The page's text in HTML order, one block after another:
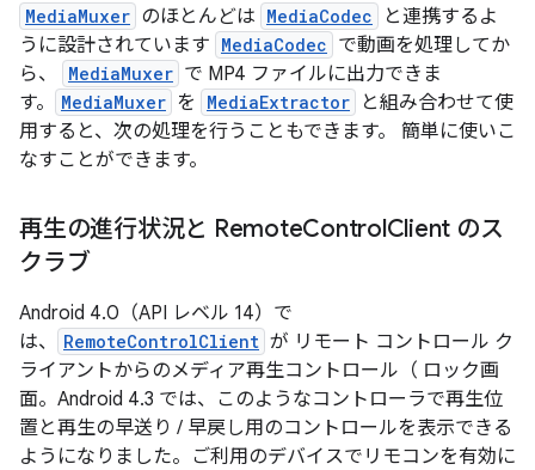
MediaMuxer のほとんどは MediaCodec
と連携するよ
うに設計されています MediaCodec で動画を処理してか
ら、
MediaMuxer で MP4 ファイルに出力できま
す。
MediaMuxer を MediaExtractor
と組み合わせて使
用すると、次の処理を行うこともできます。 簡単に使いこ
なすことができます。
再生の進行状況と RemoteControlClient のス
クラブ
Android 4.0（API レベル 14）で
は、
RemoteControlClient が リモート コントロール ク
ライアントからのメディア再生コントロール（ ロック画
面。Android 4.3 では、このようなコントローラで再生位
置と再生の早送り / 早戻し用のコントロールを表示できる
ようになりました。ご利用のデバイスでリモコンを有効に